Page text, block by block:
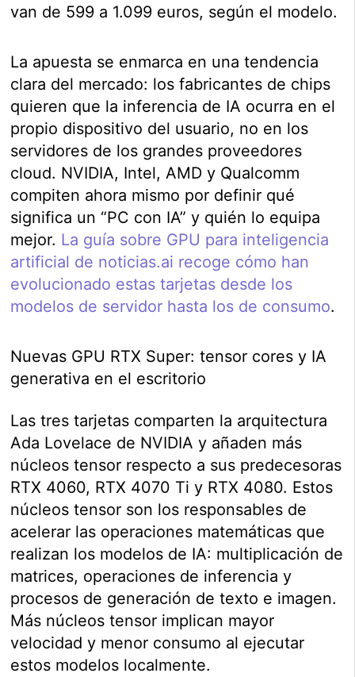
van de 599 a 1.099 euros, según el modelo.
La apuesta se enmarca en una tendencia
clara del mercado: los fabricantes de chips
quieren que la inferencia de IA ocurra en el
propio dispositivo del usuario, no en los
servidores de los grandes proveedores
cloud. NVIDIA, Intel, AMD y Qualcomm
compiten ahora mismo por definir qué
significa un “PC con IA” y quién lo equipa
mejor. La guía sobre GPU para inteligencia
artificial de noticias.ai recoge cómo han
evolucionado estas tarjetas desde los
modelos de servidor hasta los de consumo.
Nuevas GPU RTX Super: tensor cores y IA
generativa en el escritorio
Las tres tarjetas comparten la arquitectura
Ada Lovelace de NVIDIA y añaden más
núcleos tensor respecto a sus predecesoras
RTX 4060, RTX 4070 Ti y RTX 4080. Estos
núcleos tensor son los responsables de
acelerar las operaciones matemáticas que
realizan los modelos de IA: multiplicación de
matrices, operaciones de inferencia y
procesos de generación de texto e imagen.
Más núcleos tensor implican mayor
velocidad y menor consumo al ejecutar
estos modelos localmente.